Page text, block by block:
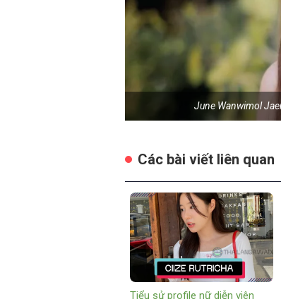
June Wanwimol
Các bài viết liên quan
Tiểu sử profile nữ diễn viên